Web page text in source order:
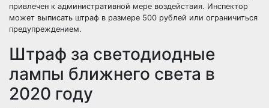
привлечен к административной мере воздействия. Инспектор
может выписать штраф в размере 500 рублей или ограничиться
предупреждением.
Штраф за светодиодные
лампы ближнего света в
2020 году